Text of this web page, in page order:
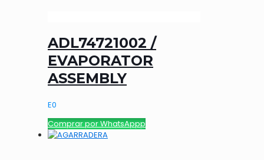
ADL74721002 /
EVAPORATOR
ASSEMBLY
E0
Comprar por WhatsAppp